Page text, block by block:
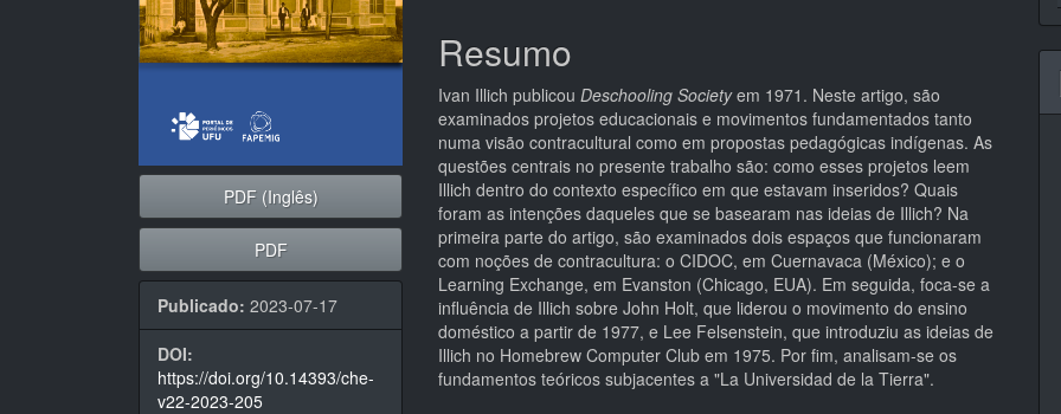
PDF (Inglês)
PDF
Publicado: 2023-07-17
DOI:
https://doi.org/10.14393/che-
v22-2023-205
Resumo
Ivan Illich publicouDeschooling Societyem 1971. Neste artigo, são
examinados projetos educacionais e movimentos fundamentados tanto
numa visão contracultural como em propostas pedagógicas indígenas. As
questões centrais no presente trabalho são: como esses projetos leem
Illich dentro do contexto específico em que estavam inseridos? Quais
foram as intenções daqueles que se basearam nas ideias de Illich? Na
primeira parte do artigo, são examinados dois espaços que funcionaram
com noções de contracultura: o CIDOC, em Cuernavaca (México); e o
Learning Exchange, em Evanston (Chicago, EUA). Em seguida, foca-se a
influência de Illich sobre John Holt, que liderou o movimento do ensino
doméstico a partir de 1977, e Lee Felsenstein, que introduziu as ideias de
Illich no Homebrew Computer Club em 1975. Por fim, analisam-se os
fundamentos teóricos subjacentes a "La Universidad de la Tierra".